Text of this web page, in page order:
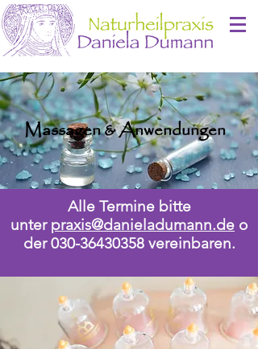
Massagen & Anwendungen
Alle Termine bitte
unter praxis@danieladumann.de o
der030-36430358vereinbaren.